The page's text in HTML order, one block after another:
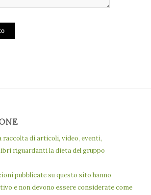
raccolta di articoli, video, eventi,
riguardanti la dieta del gruppo
pubblicate su questo sito hanno
e non devono essere considerate come